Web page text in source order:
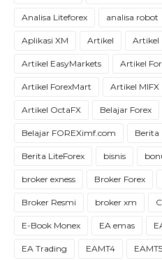
Analisa Liteforex analisa robot
Aplikasi XM Artikel Artikel
Artikel EasyMarkets Artikel
Artikel ForexMart Artikel MIFX
Artikel OctaFX Belajar Forex
Belajar FOREXimf.com Berita
Berita LiteForex bisnis
broker exness Broker Forex
Broker Resmi broker xm
E-Book Monex EA emas
EA Trading EAMT4 EAMT5